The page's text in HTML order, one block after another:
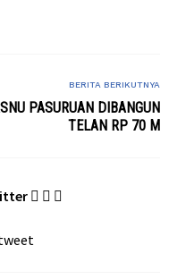
BERITA BERIKUTNYA
PASURUAN DIBANGUN
TELAN RP 70 M